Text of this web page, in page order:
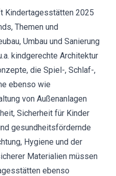
Kindertagesstätten 2025
Themen und
Umbau und Sanierung
kindgerechte Architektur
die Spiel-, Schlaf-,
ebenso wie
von Außenanlagen
Sicherheit für Kinder
gesundheitsfördernde
Hygiene und der
Materialien müssen
ebenso